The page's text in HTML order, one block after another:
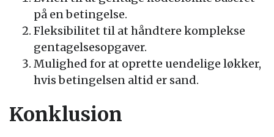
på en betingelse.
Fleksibilitet til at håndtere komplekse
gentagelsesopgaver.
Mulighed for at oprette uendelige løkker,
hvis betingelsen altid er sand.
Konklusion